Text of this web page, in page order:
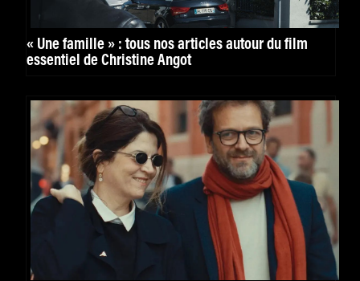
« Une famille » : tous nos articles autour du film
essentiel de Christine Angot